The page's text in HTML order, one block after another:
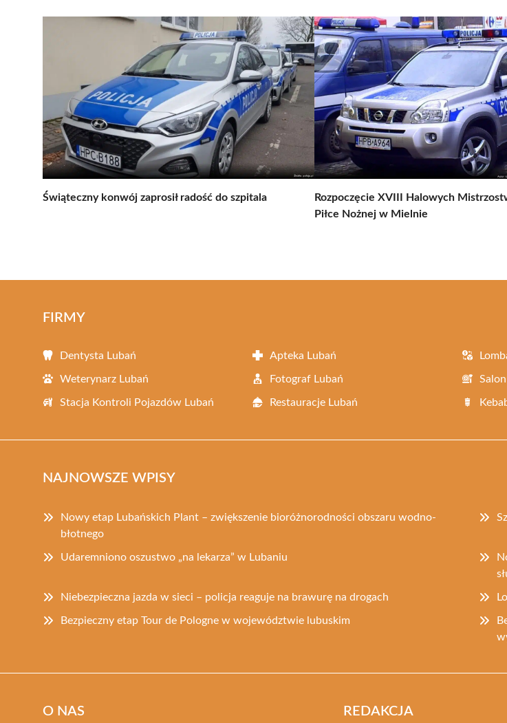
Świąteczny konwój zaprosił radość do szpitala
Rozpoczęcie XVIII Halowych
Piłce Nożnej w Mielnie
FIRMY
Dentysta Lubań Apteka Lubań
Weterynarz Lubań Fotograf Lubań
Stacja Kontroli Pojazdów Lubań Restauracje Lubań
NAJNOWSZE WPISY
Nowy etap Lubańskich Plant – zwiększenie bioróżnorodności obszaru wodno-
błotnego
Udaremniono oszustwo „na lekarza” w Lubaniu
Niebezpieczna jazda w sieci – policja reaguje na brawurę na drogach
Bezpieczny etap Tour de Pologne w województwie lubuskim
O NAS REDAKCJA